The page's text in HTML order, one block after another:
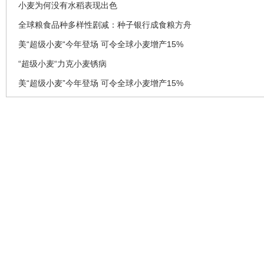
小麦为何没有水稻表现出色
全球粮食品种多样性剧减：种子银行成食粮方舟
美“超级小麦“今年登场 可令全球小麦增产15%
“超级小麦“力克小麦锈病
美“超级小麦”今年登场 可令全球小麦增产15%